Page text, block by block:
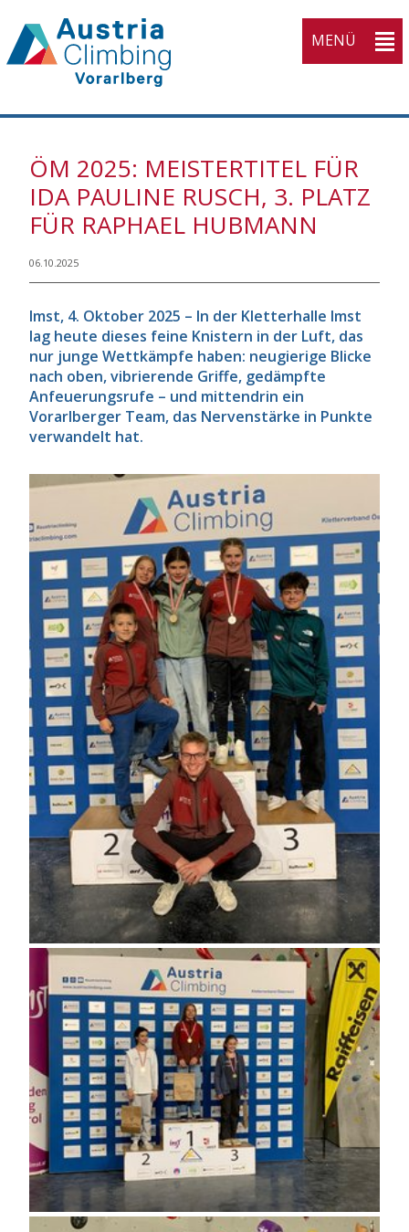
Home
3
Open submenu
Athletinnen
3
Open submenu
Wettkampfsport
4
Ausbildung
5
Open submenu
Service
10
Open submenu
Verband
MENÜ
ÖM 2025: MEISTERTITEL FÜR
IDA PAULINE RUSCH, 3. PLATZ
FÜR RAPHAEL HUBMANN
06.10.2025
Imst, 4. Oktober 2025 – In der Kletterhalle Imst
lag heute dieses feine Knistern in der Luft, das
nur junge Wettkämpfe haben: neugierige Blicke
nach oben, vibrierende Griffe, gedämpfte
Anfeuerungsrufe – und mittendrin ein
Vorarlberger Team, das Nervenstärke in Punkte
verwandelt hat.